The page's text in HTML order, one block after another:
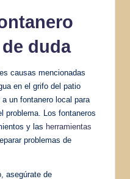
duda
causas mencionadas
en el grifo del patio
un fontanero local para
problema. Los fontaneros
y las herramientas
problemas de
asegúrate de